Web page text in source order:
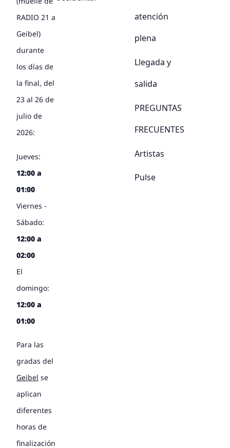
RADIO 21 a
Geibel)
durante
los días de
la final, del
23 al 26 de
julio de
2026:
Jueves:
12:00 a
01:00
Viernes -
Sábado:
12:00 a
02:00
El
domingo:
12:00 a
01:00
Para las
gradas del
Geibel se
aplican
diferentes
horas de
finalización
atención
plena
Llegada y
salida
PREGUNTAS
FRECUENTES
Artistas
Pulse